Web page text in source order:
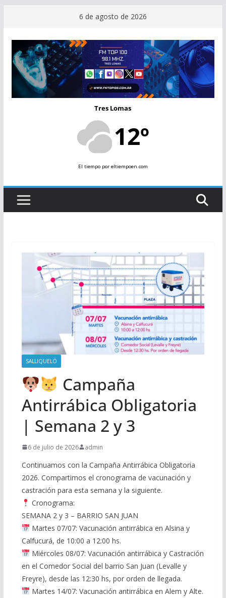
contenido
6 de agosto de 2026
Tres Lomas
12º
El tiempopor eltiempoen.com
SALLIQUELÓ
Campaña
Antirrábica Obligatoria
| Semana 2 y 3
6 de julio de 2026 admin
Continuamos con la Campaña Antirrábica Obligatoria
2026. Compartimos el cronograma de vacunación y
castración para esta semana y la siguiente.
Cronograma:
SEMANA 2 y 3 – BARRIO SAN JUAN
Martes 07/07: Vacunación antirrábica en Alsina y
Calfucurá, de 10:00 a 12:00 hs.
Miércoles 08/07: Vacunación antirrábica y Castración
en el Comedor Social del barrio San Juan (Levalle y
Freyre), desde las 12:30 hs, por orden de llegada.
Martes 14/07: Vacunación antirrábica en Alem y Alte.